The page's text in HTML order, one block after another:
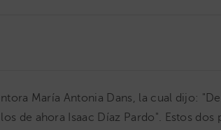
María Antonia Dans, la cual dijo:
de ahora Isaac Díaz Pardo". Estos dos